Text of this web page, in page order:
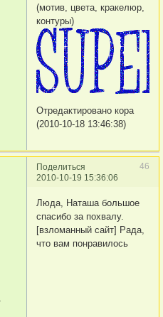
(мотив, цвета, кракелюр,
контуры)
Отредактировано кора
(2010-10-18 13:46:38)
Поделиться
46
2010-10-19 15:36:06
Люда, Наташа большое
спасибо за похвалу.
[взломанный сайт] Рада,
что вам понравилось